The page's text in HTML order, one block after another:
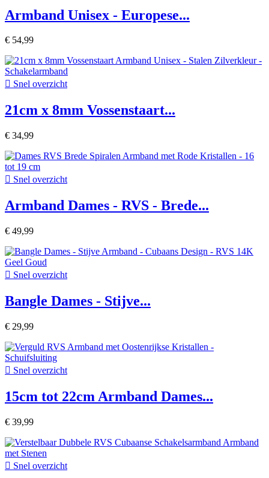
Armband Unisex - Europese...
€ 54,99
 Snel overzicht
21cm x 8mm Vossenstaart...
€ 34,99
 Snel overzicht
Armband Dames - RVS - Brede...
€ 49,99
 Snel overzicht
Bangle Dames - Stijve...
€ 29,99
 Snel overzicht
15cm tot 22cm Armband Dames...
€ 39,99
 Snel overzicht